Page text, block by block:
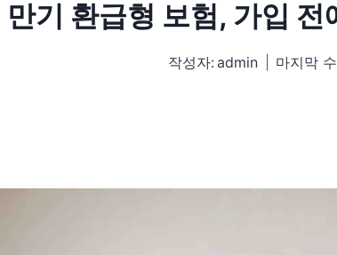
만기 환급형 보험, 가입
작성자: admin 마지막